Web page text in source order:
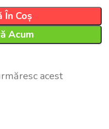
În Coș
Acum
acest